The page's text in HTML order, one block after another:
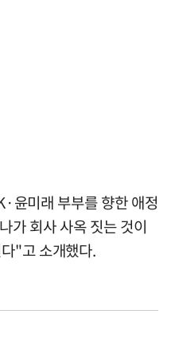
윤미래 부부를 향한 애정
가 회사 사옥 짓는 것이
"고 소개했다.